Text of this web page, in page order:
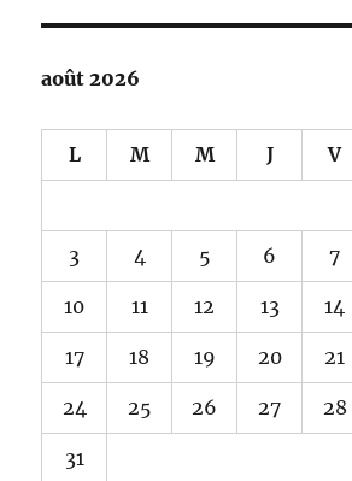
août 2026
L M M J V
3 4 5 6 7
10 11 12 13 14
17 18 19 20 21
24 25 26 27 28
31